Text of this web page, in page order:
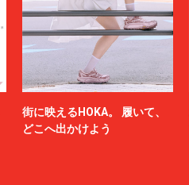
街に映えるHOKA。 履いて、
どこへ出かけよう